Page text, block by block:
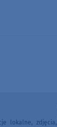
lokalne, zdjęcia,